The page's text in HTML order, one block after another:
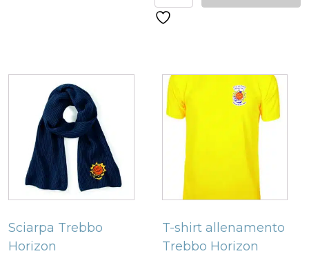
quantità
Sciarpa Trebbo
Horizon
T-shirt allenamento
Trebbo Horizon
Questo
prodotto
ha
varianti.
opzioni
essere
scelte